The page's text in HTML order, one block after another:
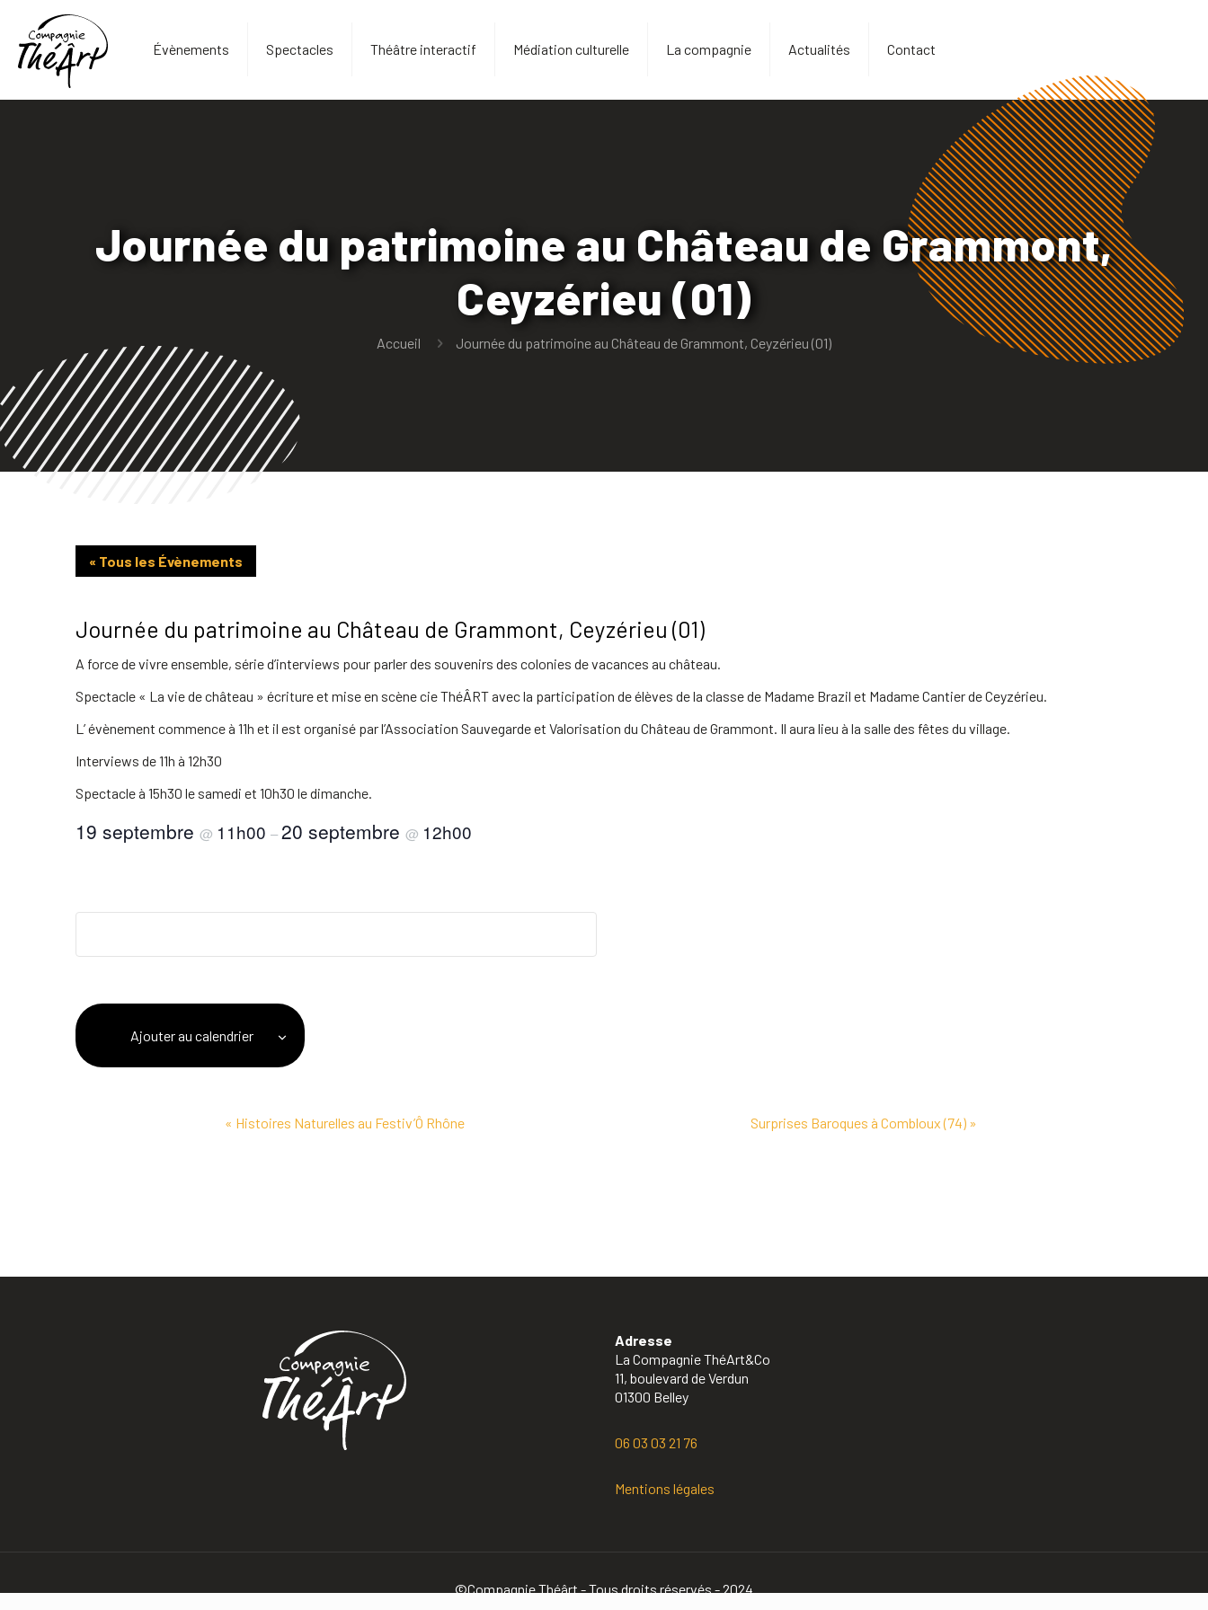
Évènements Spectacles Théâtre interactif Médiation culturelle La compagnie Actualités Contact
Journée du patrimoine au Château de Grammont,
Ceyzérieu (01)
Accueil Journée du patrimoine au Château de Grammont, Ceyzérieu (01)
« Tous les Évènements
Journée du patrimoine au Château de Grammont, Ceyzérieu (01)
A force de vivre ensemble, série d’interviews pour parler des souvenirs des colonies de vacances au château.
Spectacle « La vie de château » écriture et mise en scène cie ThéÂRT avec la participation de élèves de la classe de Madame Brazil et Madame Cantier de Ceyzérieu.
L’ évènement commence à 11h et il est organisé par l’Association Sauvegarde et Valorisation du Château de Grammont. Il aura lieu à la salle des fêtes du village.
Interviews de 11h à 12h30
Spectacle à 15h30 le samedi et 10h30 le dimanche.
19 septembre @ 11h00 – 20 septembre @ 12h00
Ajouter au calendrier
« Histoires Naturelles au Festiv’Ô Rhône Surprises Baroques à Combloux (74) »
Adresse
La Compagnie ThéArt&Co
11, boulevard de Verdun
01300 Belley
06 03 03 21 76
Mentions légales
©Compagnie Théârt - Tous droits réservés - 2024